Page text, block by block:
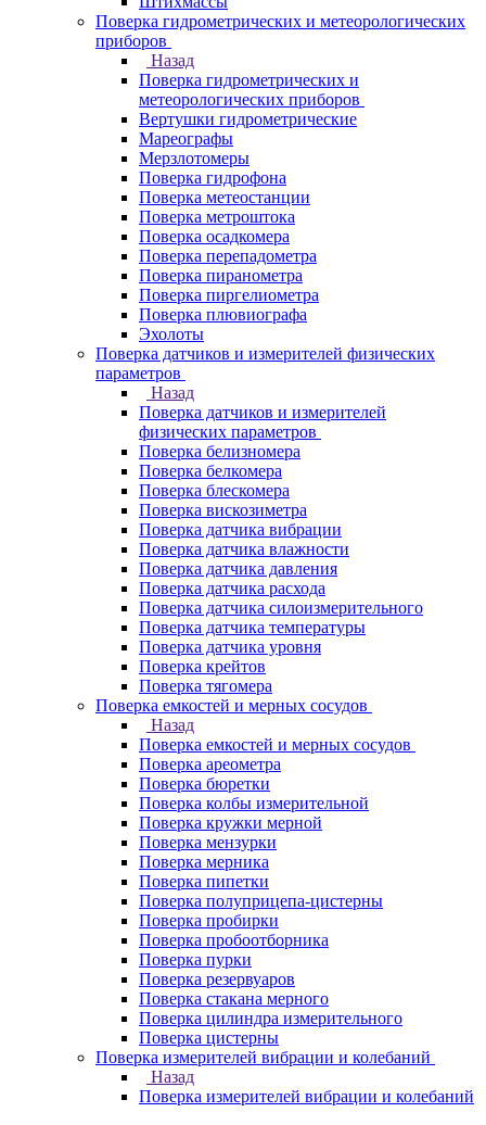
Поверка гидрометрических и метеорологических
приборов
Назад
Поверка гидрометрических и
метеорологических приборов
Вертушки гидрометрические
Мареографы
Мерзлотомеры
Поверка гидрофона
Поверка метеостанции
Поверка метроштока
Поверка осадкомера
Поверка перепадометра
Поверка пиранометра
Поверка пиргелиометра
Поверка плювиографа
Эхолоты
Поверка датчиков и измерителей физических
параметров
Назад
Поверка датчиков и измерителей
физических параметров
Поверка белизномера
Поверка белкомера
Поверка блескомера
Поверка вискозиметра
Поверка датчика вибрации
Поверка датчика влажности
Поверка датчика давления
Поверка датчика расхода
Поверка датчика силоизмерительного
Поверка датчика температуры
Поверка датчика уровня
Поверка крейтов
Поверка тягомера
Поверка емкостей и мерных сосудов
Назад
Поверка емкостей и мерных сосудов
Поверка ареометра
Поверка бюретки
Поверка колбы измерительной
Поверка кружки мерной
Поверка мензурки
Поверка мерника
Поверка пипетки
Поверка полуприцепа-цистерны
Поверка пробирки
Поверка пробоотборника
Поверка пурки
Поверка резервуаров
Поверка стакана мерного
Поверка цилиндра измерительного
Поверка цистерны
Поверка измерителей вибрации и колебаний
Назад
Поверка измерителей вибрации и колебаний